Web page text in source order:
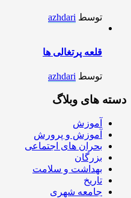
توسط azhdari
قلعه پرتغالی ها
توسط azhdari
دسته های وبلاگ
آموزش
آموزش و پرورش
بحران های اجتماعی
بزرگان
بهداشت و سلامت
تاریخ
جامعه شهری